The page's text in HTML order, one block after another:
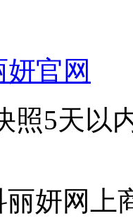
官网
照5天以
丽妍网